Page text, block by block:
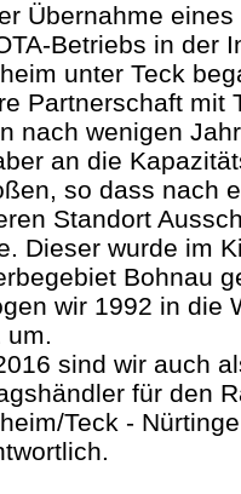
Übernahme
Betriebs in der
unter Teck
Partnerschaft mit
nach wenigen
an die
so dass nach
Standort
Dieser wurde im
Bohnau
wir 1992 in die
um.
sind wir auch
für den
Teck -